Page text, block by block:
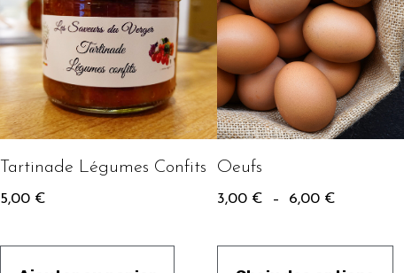
Tartinade Légumes Confits
5,00 €
Oeufs
3,00 € – 6,00 €